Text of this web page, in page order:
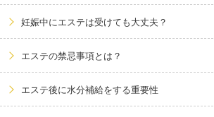
妊娠中にエステは受けても大丈夫？
エステの禁忌事項とは？
エステ後に水分補給をする重要性